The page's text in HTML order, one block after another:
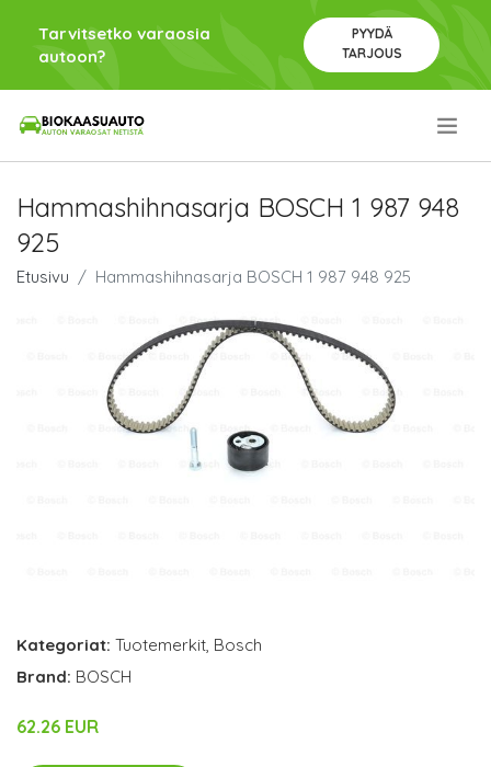
Tarvitsetko varaosia
autoon?
PYYDÄ
TARJOUS
Hammashihnasarja BOSCH 1 987 948
925
Etusivu Hammashihnasarja BOSCH 1 987 948 925
Kategoriat: Tuotemerkit, Bosch
Brand: BOSCH
62.26 EUR